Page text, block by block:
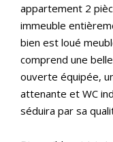
appartement 2
immeuble
bien est loué
comprend une
ouverte équipée,
attenante et WC
séduira par sa